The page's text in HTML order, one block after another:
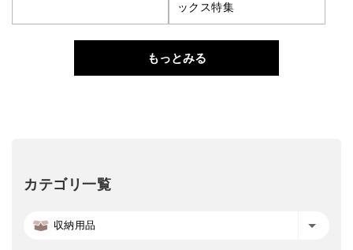
ックス特集
もっとみる
カテゴリ一覧
収納用品